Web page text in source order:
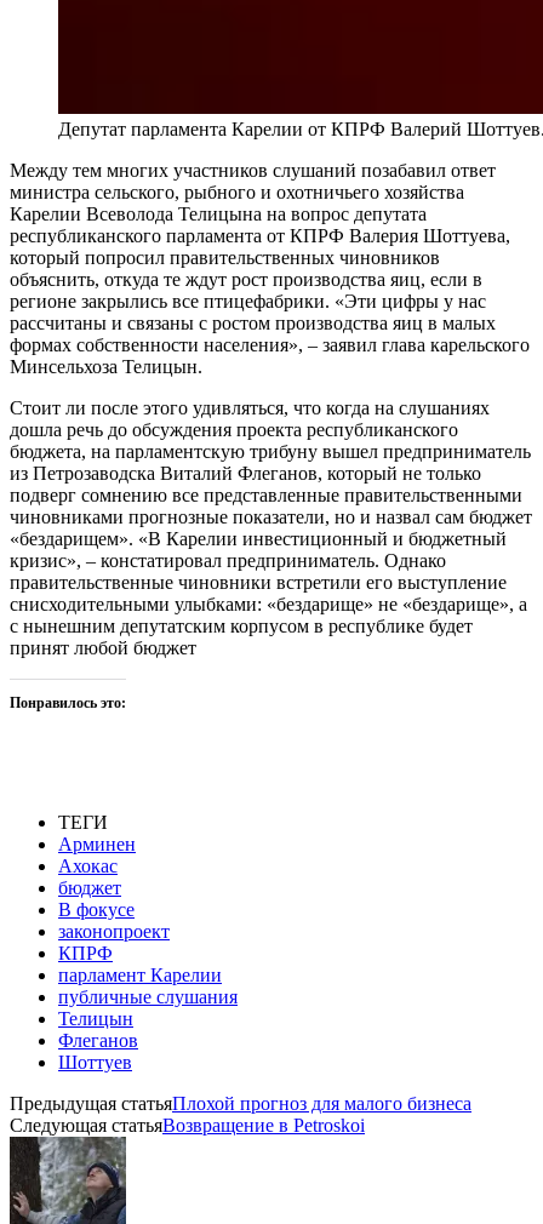
Депутат парламента Карелии от КПРФ Валерий
Между тем многих участников слушаний позабавил ответ
министра сельского, рыбного и охотничьего хозяйства
Карелии Всеволода Телицына на вопрос депутата
республиканского парламента от КПРФ Валерия Шоттуева,
который попросил правительственных чиновников
объяснить, откуда те ждут рост производства яиц, если в
регионе закрылись все птицефабрики. «Эти цифры у нас
рассчитаны и связаны с ростом производства яиц в малых
формах собственности населения», – заявил глава карельского
Минсельхоза Телицын.
Стоит ли после этого удивляться, что когда на слушаниях
дошла речь до обсуждения проекта республиканского
бюджета, на парламентскую трибуну вышел предприниматель
из Петрозаводска Виталий Флеганов, который не только
подверг сомнению все представленные правительственными
чиновниками прогнозные показатели, но и назвал сам бюджет
«бездарищем». «В Карелии инвестиционный и бюджетный
кризис», – констатировал предприниматель. Однако
правительственные чиновники встретили его выступление
снисходительными улыбками: «бездарище» не «бездарище», а
с нынешним депутатским корпусом в республике будет
принят любой бюджет
Понравилось это:
ТЕГИ
Арминен
Ахокас
бюджет
В фокусе
законопроект
КПРФ
парламент Карелии
публичные слушания
Телицын
Флеганов
Шоттуев
Предыдущая статьяПлохой прогноз для малого бизнеса
Следующая статьяВозвращение в Petroskoi